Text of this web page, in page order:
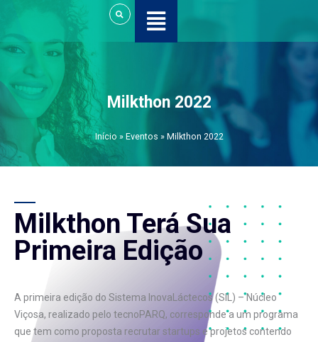
contenido
Milkthon 2022
Início » Eventos » Milkthon 2022
Milkthon Terá Sua
Primeira Edição
A primeira edição do Sistema InovaLáctecos (SIL) – Núcleo
Viçosa, realizado pelo tecnoPARQ, corresponde a um programa
que tem como proposta recrutar startups e projetos contendo